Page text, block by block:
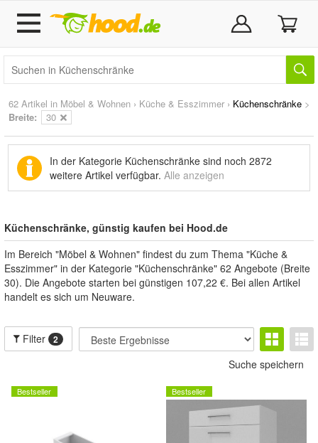
62 Artikel in Möbel & Wohnen › Küche & Esszimmer › Küchenschränke >
Breite:
30
In der Kategorie Küchenschränke sind noch 2872
weitere Artikel verfügbar. Alle anzeigen
Küchenschränke, günstig kaufen bei Hood.de
Im Bereich "Möbel & Wohnen" findest du zum Thema "Küche &
Esszimmer" in der Kategorie "Küchenschränke" 62 Angebote (Breite
30). Die Angebote starten bei günstigen 107,22 €. Bei allen Artikel
handelt es sich um Neuware.
Filter 2
Suche speichern
Bestseller Bestseller